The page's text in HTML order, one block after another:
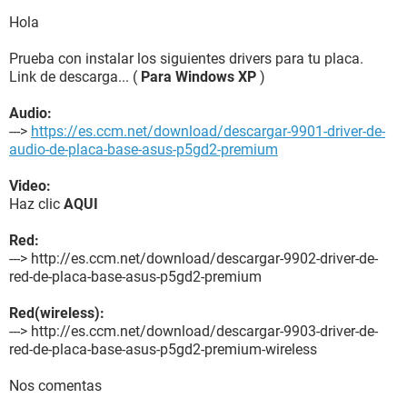
Controller [B-1]
Almacenamiento:
Controlador IDE Intel(R) 82801FB Ultra ATA Storage
Controlador IDE Intel(R) 82801FB/FBM Ultra ATA Storage
Controllers - 266F
Controlador SCSI/RAID AT2QGWOY IDE Controller
Disco duro ST3120026AS (120 GB, 7200 RPM, SATA)
Lector óptico AFIPAX 8XYN01QNW SCSI CdRom Device
DVD+RW:16x/8x, DVD-RW:16x/6x, DVD-RAM:5x, DVD-
ROM:16x, CD:40x/24x/40x DVD+RW/DVD-RW/DVD-RAM)
Estado de los discos duros SMART OK
Me hariais un gran favor gracias!
Hola
Prueba con instalar los siguientes drivers para tu placa.
Link de descarga... ( Para Windows XP )
Audio:
---> https://es.ccm.net/download/descargar-9901-driver-de-
audio-de-placa-base-asus-p5gd2-premium
Video:
Haz clic AQUI
Red:
---> http://es.ccm.net/download/descargar-9902-driver-de-
red-de-placa-base-asus-p5gd2-premium
Red(wireless):
---> http://es.ccm.net/download/descargar-9903-driver-de-
red-de-placa-base-asus-p5gd2-premium-wireless
Nos comentas